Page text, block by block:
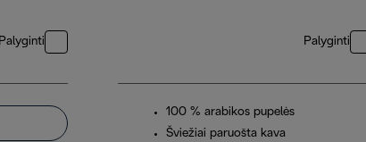
Palyginti Palyginti
100 % arabikos pupelės
Šviežiai paruošta kava